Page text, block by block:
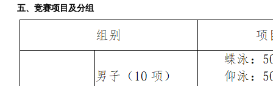
五、竞赛项目及分组